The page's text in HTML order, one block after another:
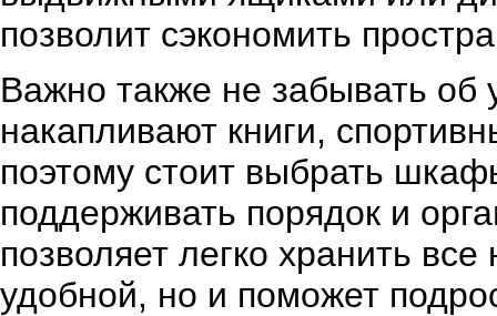
позволит сэкономить
Важно также не забывать
накапливают книги,
поэтому стоит выбрать
поддерживать порядок и
позволяет легко хранить
удобной, но и поможет